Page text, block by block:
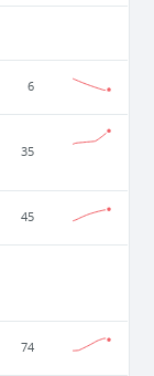
6
35
45
74